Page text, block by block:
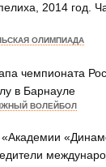
моржам сейчас
«Белые медведи»
Телецком озере
«Академии
(фото)
2014 год.
ОЛИМПИАДА
чемпионата
в Барнауле
ВОЛЕЙБОЛ
«Академии